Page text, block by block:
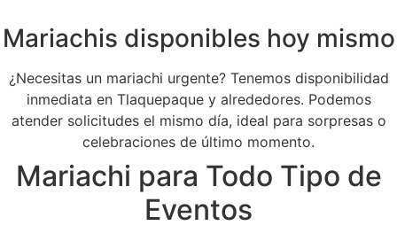
Mariachis disponibles hoy mismo
¿Necesitas un mariachi urgente? Tenemos disponibilidad
inmediata en Tlaquepaque y alrededores. Podemos
atender solicitudes el mismo día, ideal para sorpresas o
celebraciones de último momento.
Mariachi para Todo Tipo de
Eventos